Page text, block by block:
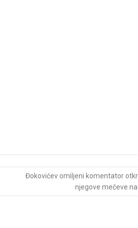
Đokovićev omiljeni komentator
njegove mečeve